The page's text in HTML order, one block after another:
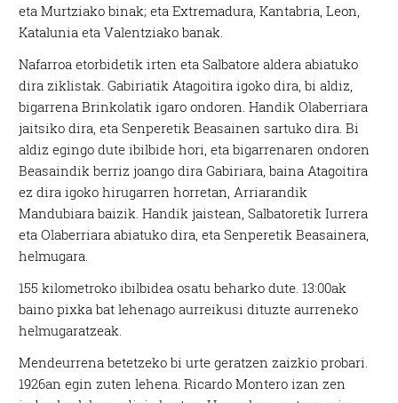
eta Murtziako binak; eta Extremadura, Kantabria, Leon,
Katalunia eta Valentziako banak.
Nafarroa etorbidetik irten eta Salbatore aldera abiatuko
dira ziklistak. Gabiriatik Atagoitira igoko dira, bi aldiz,
bigarrena Brinkolatik igaro ondoren. Handik Olaberriara
jaitsiko dira, eta Senperetik Beasainen sartuko dira. Bi
aldiz egingo dute ibilbide hori, eta bigarrenaren ondoren
Beasaindik berriz joango dira Gabiriara, baina Atagoitira
ez dira igoko hirugarren horretan, Arriarandik
Mandubiara baizik. Handik jaistean, Salbatoretik Iurrera
eta Olaberriara abiatuko dira, eta Senperetik Beasainera,
helmugara.
155 kilometroko ibilbidea osatu beharko dute. 13:00ak
baino pixka bat lehenago aurreikusi dituzte aurreneko
helmugaratzeak.
Mendeurrena betetzeko bi urte geratzen zaizkio probari.
1926an egin zuten lehena. Ricardo Montero izan zen